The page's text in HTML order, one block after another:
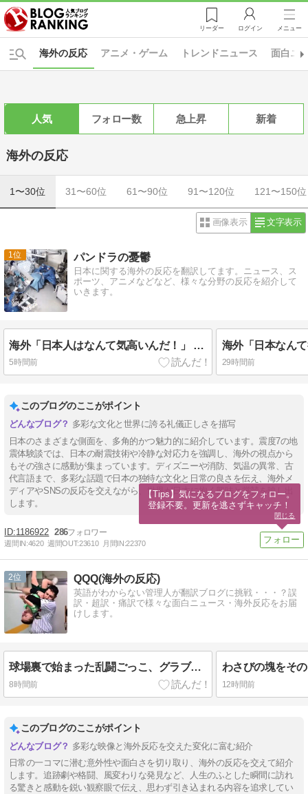
リーダー ログイン メニュー
アニメ・ゲーム トレンドニュース
海外の反応 面白ニ
人気 フォロー数 急上昇 新着
海外の反応
1〜30位 31〜60位 61〜90位 91〜120位 121〜150位
画像表示 文字表示
1 パンドラの憂鬱
日本に関する海外の反応を翻訳してます。ニュース、ス
ポーツ、アニメなどなど、様々な分野の反応を紹介して
いきます。
海外「日本人はなんて気高いんだ！」 英高級紙も驚愕した極限の中の日本人の姿に世界が衝撃
5時間前 29時間前
このブログのここがポイント
多彩な文化と世界に誇る礼儀正しさを描写
日本のさまざまな側面を、多角的かつ魅力的に紹介しています。震度7の地
震体験談では、日本の耐震技術や冷静な対応力を強調し、海外の視点から
もその強さに感動が集まっています。ディズニーや消防、気温の異常、古
代言語まで、多彩な話題で日本の独特な文化と日常の良さを伝え、海外メ
ディアやSNSの反応を交えながら、世界が日本に抱く興味と賞賛を映し出
します。
1186922 286
週間IN:4620 週間OUT:23610 月間IN:22370
2 QQQ(海外の反応)
英語がわからない管理人が翻訳ブログに挑戦・・・？誤
訳・超訳・痛訳で様々な面白ニュース・海外反応をお届
けします。
球場裏で始まった乱闘ごっこ、グラブと帽子を投げ捨てて突っ込む小さな投手が逆さ吊りに【海外の反応】
8時間前 12時間前
このブログのここがポイント
多彩な映像と海外反応を交えた変化に富む紹介
日常の一コマに潜む意外性や面白さを切り取り、海外の反応を交えて紹介
します。追跡劇や格闘、風変わりな発見など、人生のふとした瞬間に訪れ
る驚きと感動を鋭い観察眼で伝え、思わず引き込まれる内容を追求してい
【Tips】気になるブログをフォロー。
登録不要。更新を逃さずキャッチ！
閉じる